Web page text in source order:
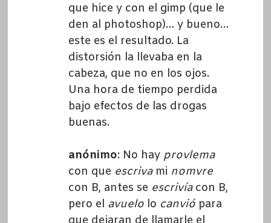
que hice y con el gimp (que le
den al photoshop)… y bueno…
este es el resultado. La
distorsión la llevaba en la
cabeza, que no en los ojos.
Una hora de tiempo perdida
bajo efectos de las drogas
buenas.
anónimo: No hay provlema
con que escrivami nomvre
con B, antes se escrivíacon B,
pero el avuelolo canviópara